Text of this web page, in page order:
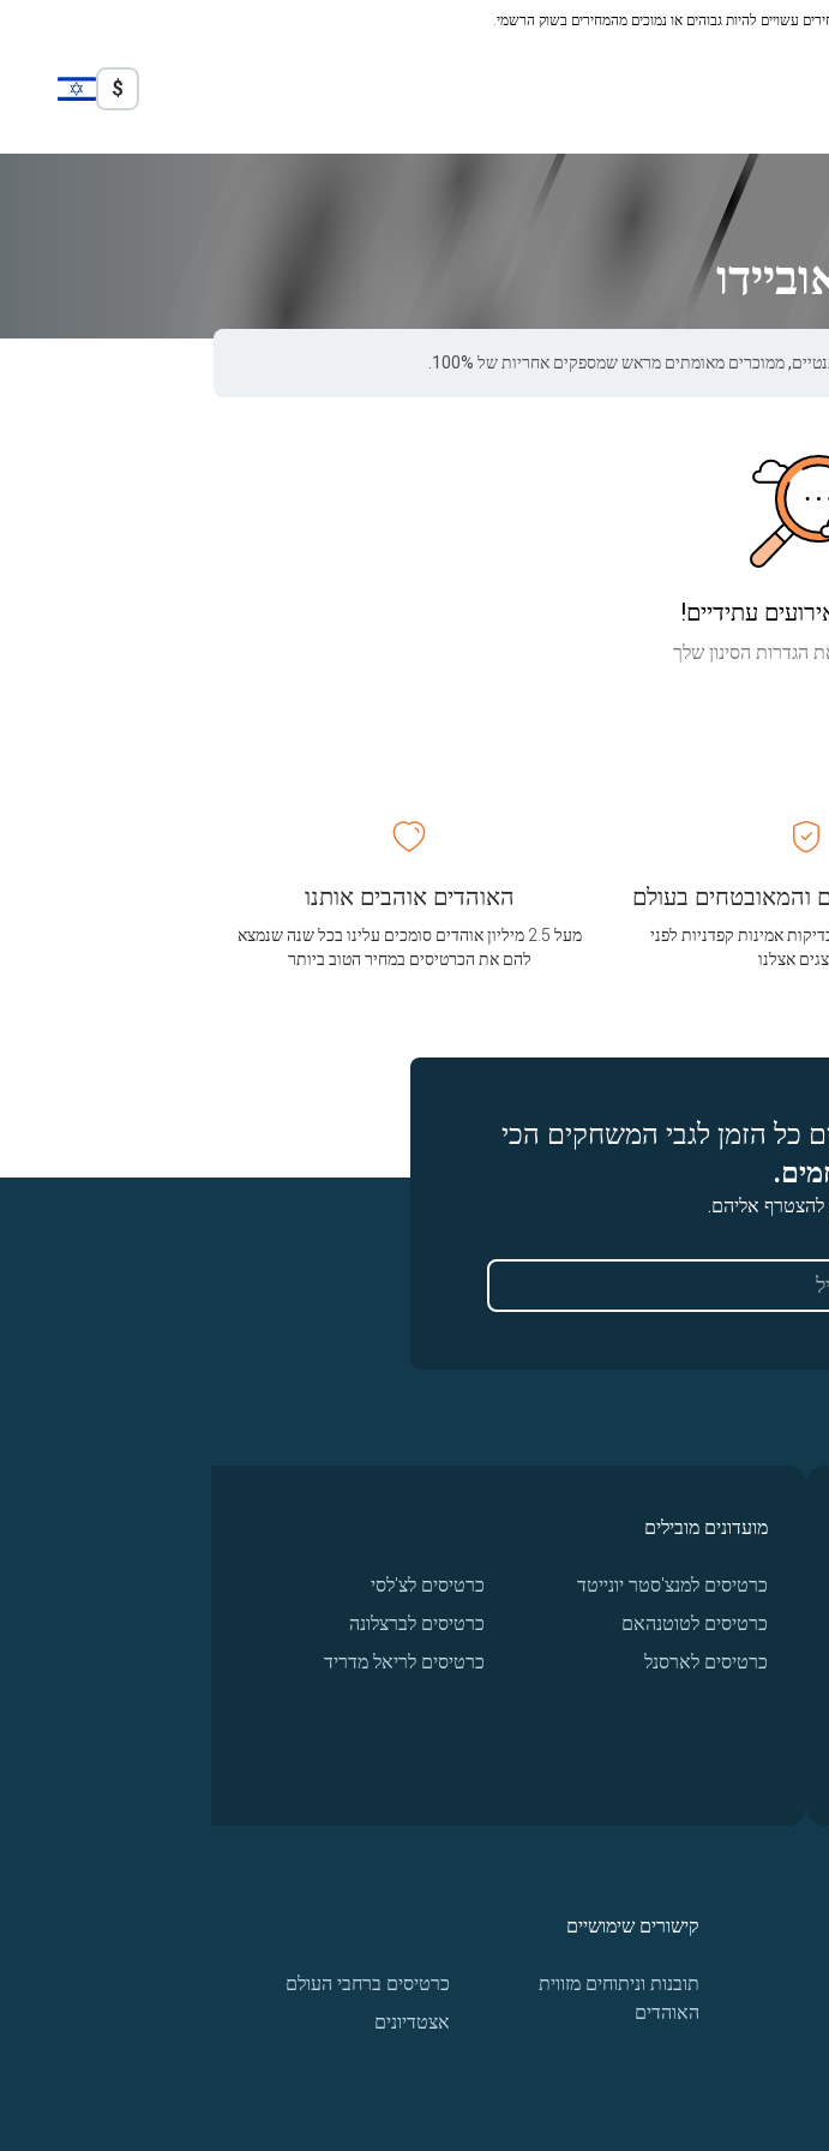
עשויים להיות גבוהים או נמוכים מהמחירים בשוק הרשמי.
$
עתידיים!
הגדרות הסינון שלך
והמאובטחים בעולם
אמינות קפדניות לפני
אצלנו
האוהדים אוהבים אותנו
מעל 2.5 מיליון אוהדים סומכים עלינו בכל שנה שנמצא
להם את הכרטיסים במחיר הטוב ביותר
כל הזמן לגבי המשחקים הכי
להצטרף אליהם.
מועדונים מובילים
כרטיסים למנצ'סטר יונייטד
כרטיסים לטוטנהאם
כרטיסים לארסנל
כרטיסים לצ'לסי
כרטיסים לברצלונה
כרטיסים לריאל מדריד
קישורים שימושיים
תובנות וניתוחים מזווית
האוהדים
כרטיסים ברחבי העולם
אצטדיונים